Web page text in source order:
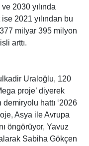
2030 yılında
2021 yılından bu
milyar 395 milyon
arttı.
Uraloğlu, 120
proje’ diyerek
demiryolu hattı ‘2026
Asya ile Avrupa
öngörüyor, Yavuz
Sabiha Gökçen